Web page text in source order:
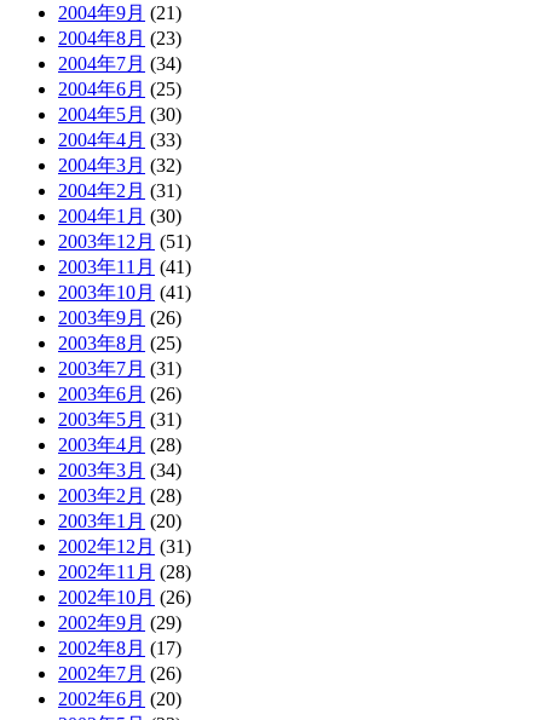
2004年9月 (21)
2004年8月 (23)
2004年7月 (34)
2004年6月 (25)
2004年5月 (30)
2004年4月 (33)
2004年3月 (32)
2004年2月 (31)
2004年1月 (30)
2003年12月 (51)
2003年11月 (41)
2003年10月 (41)
2003年9月 (26)
2003年8月 (25)
2003年7月 (31)
2003年6月 (26)
2003年5月 (31)
2003年4月 (28)
2003年3月 (34)
2003年2月 (28)
2003年1月 (20)
2002年12月 (31)
2002年11月 (28)
2002年10月 (26)
2002年9月 (29)
2002年8月 (17)
2002年7月 (26)
2002年6月 (20)